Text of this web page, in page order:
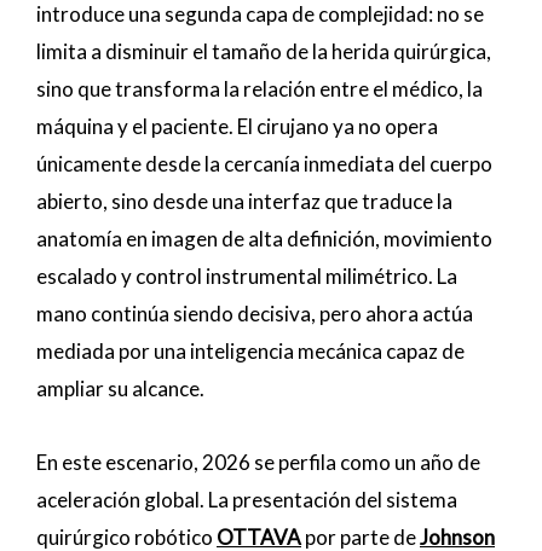
introduce una segunda capa de complejidad: no se
limita a disminuir el tamaño de la herida quirúrgica,
sino que transforma la relación entre el médico, la
máquina y el paciente. El cirujano ya no opera
únicamente desde la cercanía inmediata del cuerpo
abierto, sino desde una interfaz que traduce la
anatomía en imagen de alta definición, movimiento
escalado y control instrumental milimétrico. La
mano continúa siendo decisiva, pero ahora actúa
mediada por una inteligencia mecánica capaz de
ampliar su alcance.
En este escenario, 2026 se perfila como un año de
aceleración global. La presentación del sistema
quirúrgico robótico OTTAVApor parte deJohnson